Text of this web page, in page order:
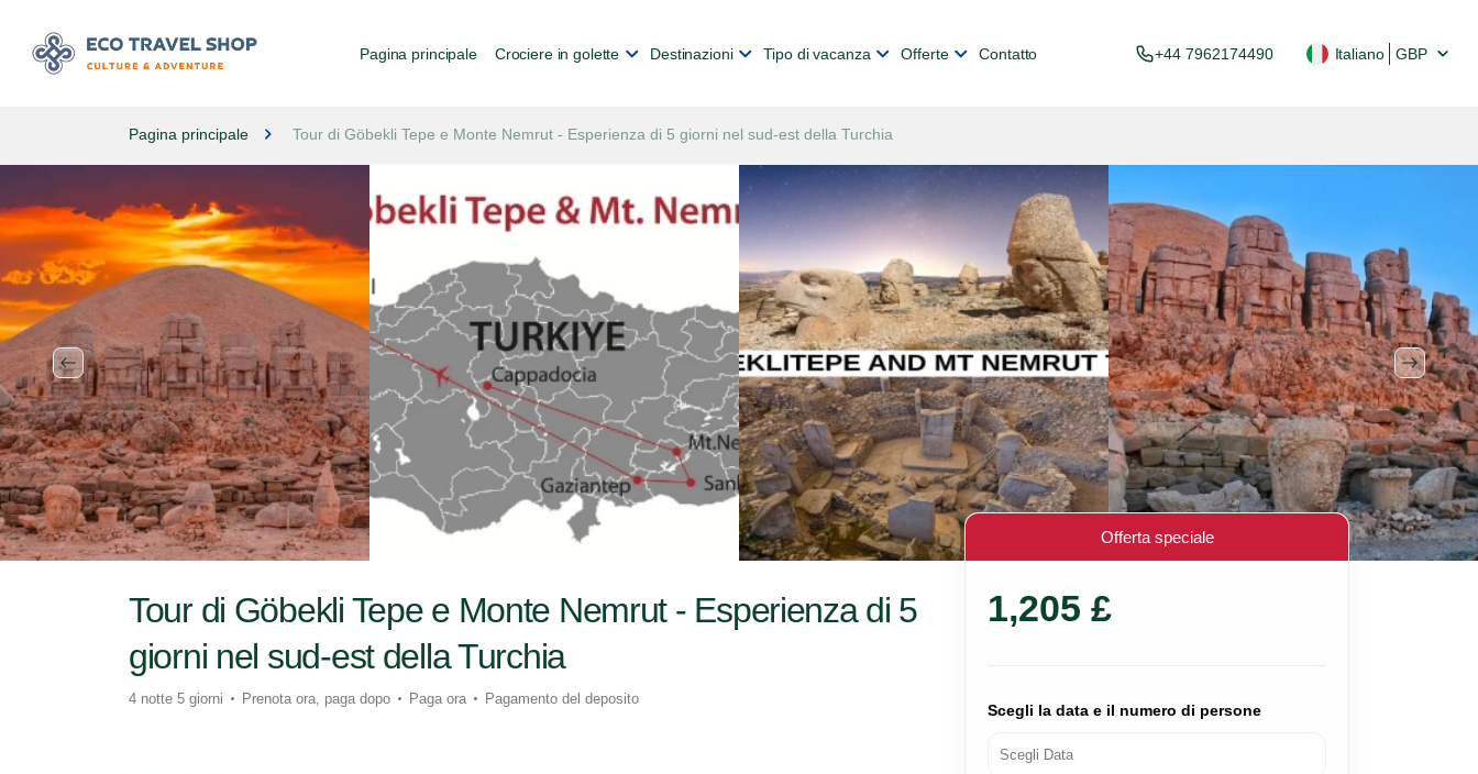
Pagina principale Crociere in golette Destinazioni Tipo di vacanza Offerte Contatto +44 7962174490 Italiano GBP
Pagina principale Tour di Göbekli Tepe e Monte Nemrut - Esperienza di 5 giorni nel sud-est della Turchia
Tour di Göbekli Tepe e Monte Nemrut - Esperienza di 5
giorni nel sud-est della Turchia
4 notte 5 giorni Prenota ora, paga dopo Paga ora Pagamento del deposito
Offerta speciale
1,205 £
Scegli la data e il numero di persone